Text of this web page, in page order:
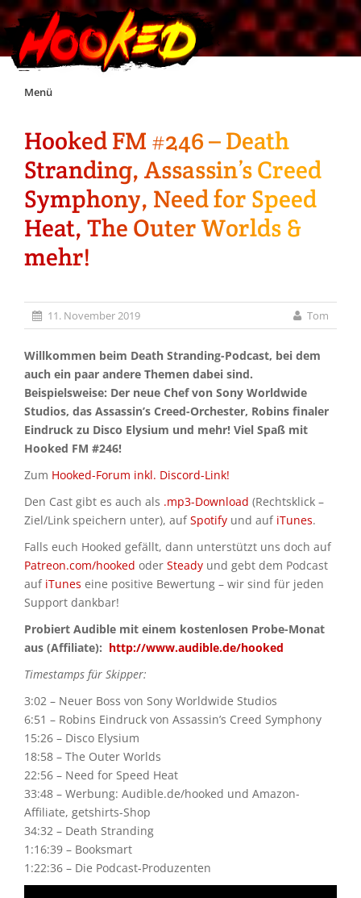
Skip
Menü
Unterstützt Hooked!
Exklusiv für Supporter*innen
Impressum
Discord
Hooked FM #246 – Death
Stranding, Assassin’s Creed
Symphony, Need for Speed
Heat, The Outer Worlds &
mehr!
11. November 2019 Tom
Willkommen beim Death Stranding-Podcast, bei dem
auch ein paar andere Themen dabei sind.
Beispielsweise: Der neue Chef von Sony Worldwide
Studios, das Assassin’s Creed-Orchester, Robins finaler
Eindruck zu Disco Elysium und mehr! Viel Spaß mit
Hooked FM #246!
Zum Hooked-Forum inkl. Discord-Link!
Den Cast gibt es auch als .mp3-Download (Rechtsklick –
Ziel/Link speichern unter), aufSpotify und auf iTunes.
Falls euch Hooked gefällt, dann unterstützt uns doch auf
Patreon.com/hooked oder Steady und gebt dem Podcast
auf iTunes eine positive Bewertung – wir sind für jeden
Support dankbar!
Probiert Audible mit einem kostenlosen Probe-Monat
aus (Affiliate): http://www.audible.de/hooked
Timestamps für Skipper:
3:02 – Neuer Boss von Sony Worldwide Studios
6:51 – Robins Eindruck von Assassin’s Creed Symphony
15:26 – Disco Elysium
18:58 – The Outer Worlds
22:56 – Need for Speed Heat
33:48 – Werbung: Audible.de/hooked und Amazon-
Affiliate, getshirts-Shop
34:32 – Death Stranding
1:16:39 – Booksmart
1:22:36 – Die Podcast-Produzenten